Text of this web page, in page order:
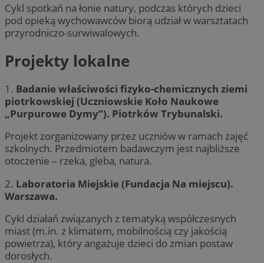
Cykl spotkań na łonie natury, podczas których dzieci
pod opieką wychowawców biorą udział w warsztatach
przyrodniczo-surwiwalowych.
Projekty lokalne
1. Badanie właściwości fizyko-chemicznych ziemi
piotrkowskiej (Uczniowskie Koło Naukowe
„Purpurowe Dymy”). Piotrków Trybunalski.
Projekt zorganizowany przez uczniów w ramach zajęć
szkolnych. Przedmiotem badawczym jest najbliższe
otoczenie – rzeka, gleba, natura.
2. Laboratoria Miejskie (Fundacja Na miejscu).
Warszawa.
Cykl działań związanych z tematyką współczesnych
miast (m.in. z klimatem, mobilnością czy jakością
powietrza), który angażuje dzieci do zmian postaw
dorosłych.